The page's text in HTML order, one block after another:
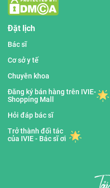
Đặt lịch
Bác sĩ
Cơ sở y tế
Chuyên khoa
Đăng ký bán hàng trên IVIE-
Shopping Mall
Hỏi đáp bác sĩ
Trở thành đối tác
của IVIE - Bác sĩ ơi